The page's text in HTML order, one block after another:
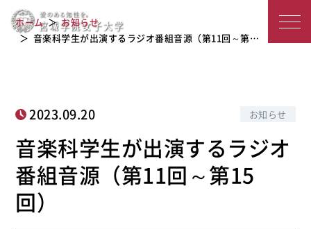
城
子
大
音楽科学生が出演するラジオ番組音源
（第11回～第15回）
ホーム
お知らせ
音楽科学生が出演するラジオ番組音源（第11回～第…
2023.09.20 お知らせ
音楽科学生が出演するラジオ
番組音源（第11回～第15
回）